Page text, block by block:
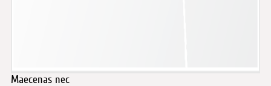
Maecenas nec